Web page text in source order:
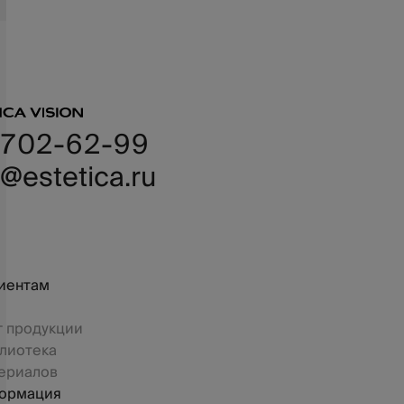
62-99
продукции